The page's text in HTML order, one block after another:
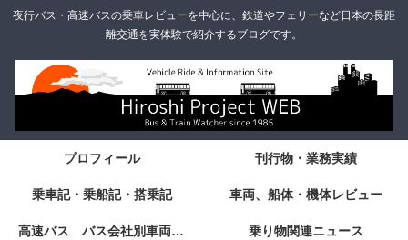
夜行バス・高速バスの乗車レビューを中心に、鉄道やフェリーなど日本の長距
離交通を実体験で紹介するブログです。
プロフィール 刊行物・業務実績
乗車記・乗船記・搭乗記 車両、船体・機体レビュー
高速バス バス会社別車両・設備・シート紹介 乗り物関連ニュース